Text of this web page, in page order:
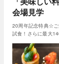
会場見学
20周年記念特典☆ご
試食！さらに最大